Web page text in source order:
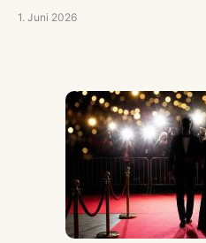
1. Juni 2026